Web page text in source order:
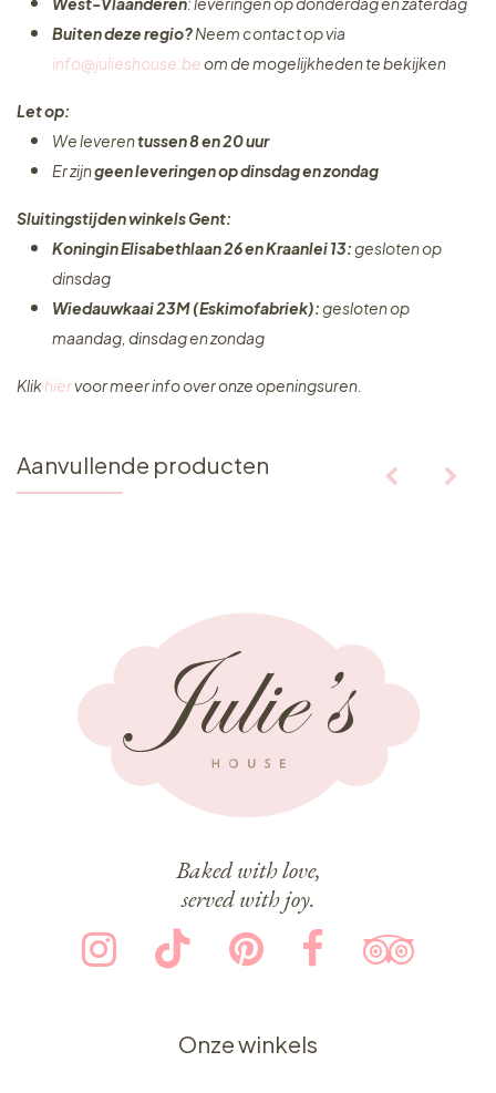
Buiten deze regio?Neem contact op via
info@julieshouse.beom de mogelijkheden te bekijken
Let op:
We leverentussen 8 en 20 uur
Er zijngeen leveringenop dinsdag en zondag
Sluitingstijden winkels Gent:
Koningin Elisabethlaan 26 en Kraanlei 13:gesloten op
dinsdag
Wiedauwkaai 23M (Eskimofabriek):gesloten op
maandag, dinsdag en zondag
Klikhiervoor meer info over onze openingsuren.
Aanvullende producten
Baked with love,
served with joy.
Onze winkels